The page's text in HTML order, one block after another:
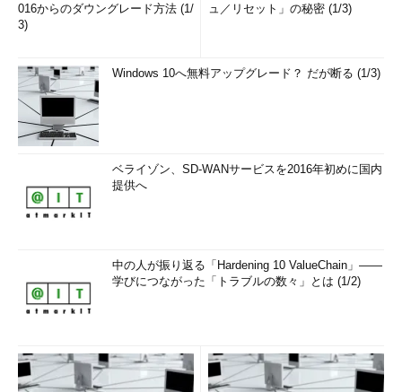
016からのダウングレード方法 (1/
3)
ュ／リセット」の秘密 (1/3)
Windows 10へ無料アップグレード？ だが断る (1/3)
ベライゾン、SD-WANサービスを2016年初めに国内
提供へ
中の人が振り返る「Hardening 10 ValueChain」――
学びにつながった「トラブルの数々」とは (1/2)